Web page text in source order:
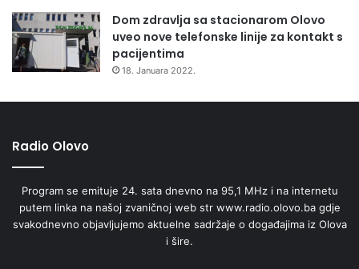
Dom zdravlja sa stacionarom Olovo
uveo nove telefonske linije za kontakt s
pacijentima
18. Januara 2022.
Radio Olovo
Program se emituje 24. sata dnevno na 95,1 MHz i na internetu
putem linka na našoj zvaničnoj web str www.radio.olovo.ba gdje
svakodnevno objavljujemo aktuelne sadržaje o događajima iz Olova
i šire.